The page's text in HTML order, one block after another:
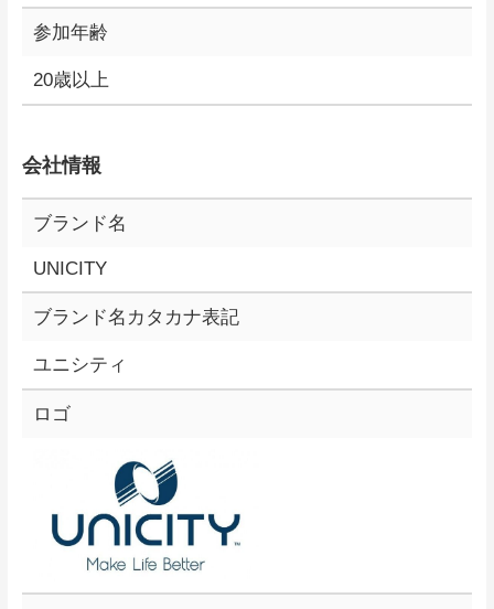
参加年齢
20歳以上
会社情報
ブランド名
UNICITY
ブランド名カタカナ表記
ユニシティ
ロゴ